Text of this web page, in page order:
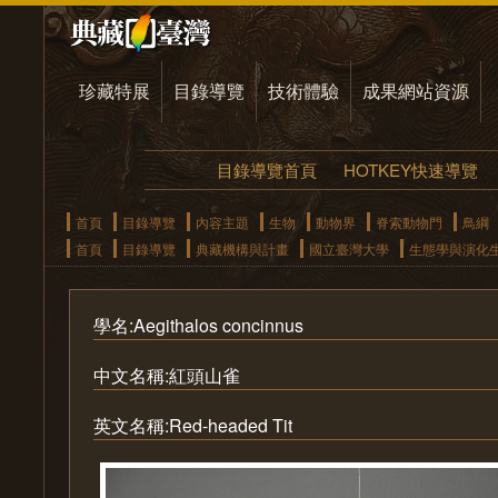
珍藏特展 目錄導覽 技術體驗 成果網站資源
目錄導覽首頁 HOTKEY快速導覽
首頁 目錄導覽 內容主題 生物 動物界 脊索動物門
鳥綱
首頁
目錄導覽 典藏機構與計畫 國立臺灣大學 生態學與演化
學名:Aegithalos concinnus
中文名稱:紅頭山雀
英文名稱:Red-headed Tit